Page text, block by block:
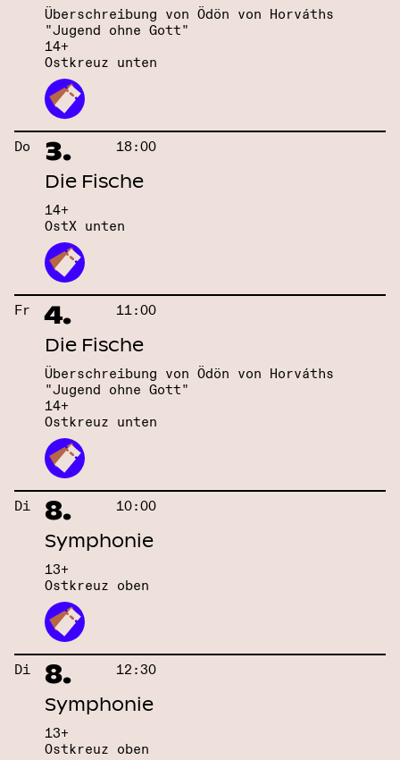
Überschreibung von Ödön von Horváths
"Jugend ohne Gott"
14+
Ostkreuz unten
Do 3. 18:00
Die Fische
14+
OstX unten
Fr 4. 11:00
Die Fische
Überschreibung von Ödön von Horváths
"Jugend ohne Gott"
14+
Ostkreuz unten
Di 8. 10:00
Symphonie
13+
Ostkreuz oben
Di 8. 12:30
Symphonie
13+
Ostkreuz oben